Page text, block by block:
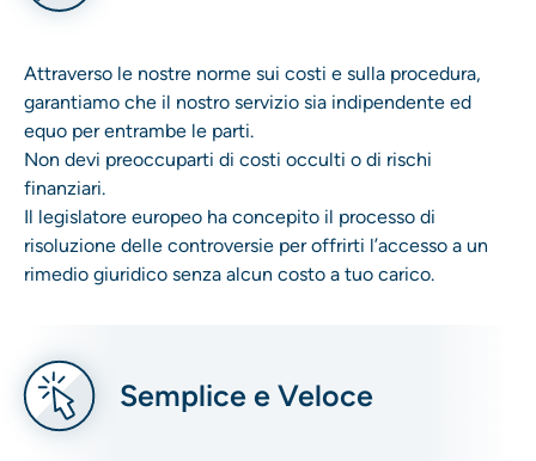
Attraverso le nostre norme sui costi e sulla procedura,
garantiamo che il nostro servizio sia indipendente ed
equo per entrambe le parti.
Non devi preoccuparti di costi occulti o di rischi
finanziari.
Il legislatore europeo ha concepito il processo di
risoluzione delle controversie per offrirti l’accesso a un
rimedio giuridico senza alcun costo a tuo carico.
Semplice e Veloce